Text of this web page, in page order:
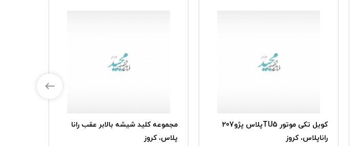
کويل تکی موتور TU5پلاس پژو207
راناپلاس، کروز
مجموعه کلید شیشه بالابر عقب رانا
پلاس، کروز